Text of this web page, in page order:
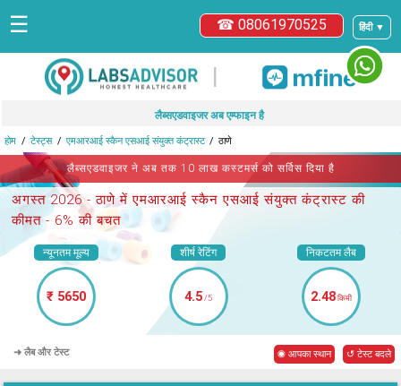
हिंदी ▼
☎ 08061970525
☰
|
लैब्सएडवाइजर अब एम्फाइन है
होम टेस्ट्स एमआरआई स्कैन एसआई संयुक्त कंट्रास्ट ठाणे
लैब्सएडवाइजर ने अब तक 10 लाख कस्टमर्स को सर्विस दिया है
अगस्त 2026 -ठाणे में एमआरआई स्कैन एसआई संयुक्त कंट्रास्ट की
कीमत - 6% की बचत
न्यूनतम मूल्य
₹ 5650
शीर्ष रेटिंग
4.5/5
निकटतम लैब
2.48किमी
➜ लैब और टेस्ट ◉ आपका स्थान ↺ टेस्ट बदले